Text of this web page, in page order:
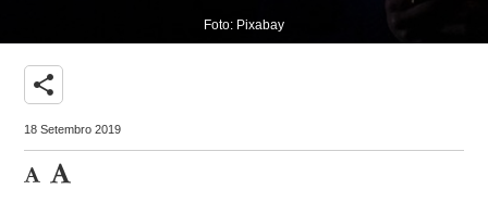
Foto: Pixabay
share
18 Setembro 2019